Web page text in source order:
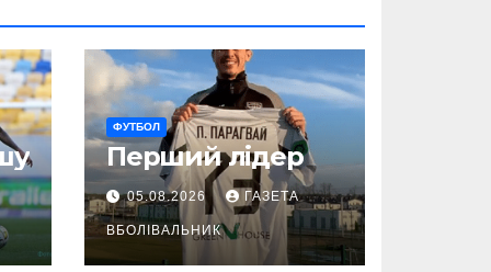
ФУТБОЛ
Перший лідер
05.08.2026 ГАЗЕТА
ВБОЛІВАЛЬНИК